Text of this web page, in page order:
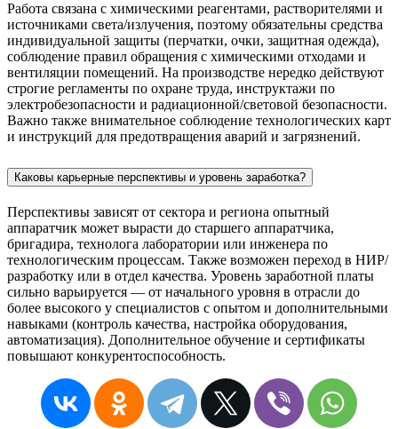
Работа связана с химическими реагентами, растворителями и
источниками света/излучения, поэтому обязательны средства
индивидуальной защиты (перчатки, очки, защитная одежда),
соблюдение правил обращения с химическими отходами и
вентиляции помещений. На производстве нередко действуют
строгие регламенты по охране труда, инструктажи по
электробезопасности и радиационной/световой безопасности.
Важно также внимательное соблюдение технологических карт
и инструкций для предотвращения аварий и загрязнений.
Каковы карьерные перспективы и уровень заработка?
Перспективы зависят от сектора и региона опытный
аппаратчик может вырасти до старшего аппаратчика,
бригадира, технолога лаборатории или инженера по
технологическим процессам. Также возможен переход в НИР/
разработку или в отдел качества. Уровень заработной платы
сильно варьируется — от начального уровня в отрасли до
более высокого у специалистов с опытом и дополнительными
навыками (контроль качества, настройка оборудования,
автоматизация). Дополнительное обучение и сертификаты
повышают конкурентоспособность.